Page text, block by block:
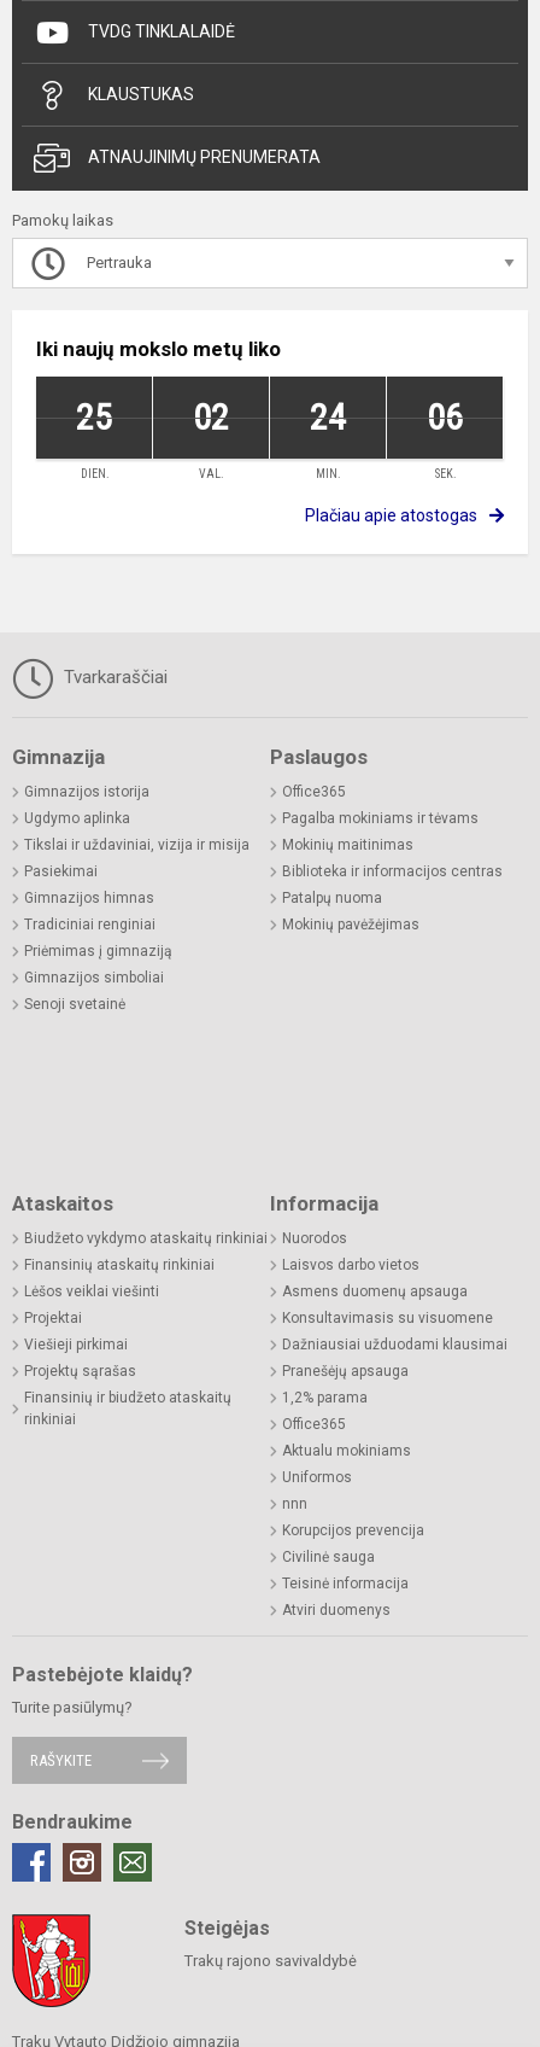
TVDG TINKLALAIDĖ
KLAUSTUKAS
ATNAUJINIMŲ PRENUMERATA
Pamokų laikas
Pertrauka
Iki naujų mokslo metų liko
25 02 24 06
DIEN. VAL. MIN. SEK.
Plačiau apie atostogas
Tvarkaraščiai
Gimnazija
Gimnazijos istorija
Ugdymo aplinka
Tikslai ir uždaviniai, vizija ir misija
Pasiekimai
Gimnazijos himnas
Tradiciniai renginiai
Priėmimas į gimnaziją
Gimnazijos simboliai
Senoji svetainė
Paslaugos
Office365
Pagalba mokiniams ir tėvams
Mokinių maitinimas
Biblioteka ir informacijos centras
Patalpų nuoma
Mokinių pavėžėjimas
Ataskaitos
Biudžeto vykdymo ataskaitų rinkiniai
Finansinių ataskaitų rinkiniai
Lėšos veiklai viešinti
Projektai
Viešieji pirkimai
Projektų sąrašas
Finansinių ir biudžeto ataskaitų
rinkiniai
Informacija
Nuorodos
Laisvos darbo vietos
Asmens duomenų apsauga
Konsultavimasis su visuomene
Dažniausiai užduodami klausimai
Pranešėjų apsauga
1,2% parama
Office365
Aktualu mokiniams
Uniformos
nnn
Korupcijos prevencija
Civilinė sauga
Teisinė informacija
Atviri duomenys
Pastebėjote klaidų?
Turite pasiūlymų?
RAŠYKITE
Bendraukime
Steigėjas
Trakų rajono savivaldybė
Trakų Vytauto Didžiojo gimnazija